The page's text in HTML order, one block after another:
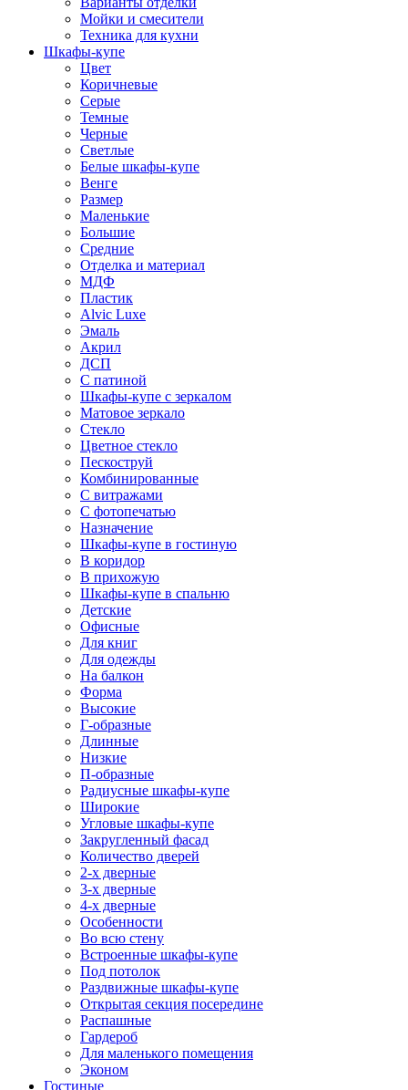
Мойки и смесители
Техника для кухни
Шкафы-купе
Цвет
Коричневые
Серые
Темные
Черные
Светлые
Белые шкафы-купе
Венге
Размер
Маленькие
Большие
Средние
Отделка и материал
МДФ
Пластик
Alvic Luxe
Эмаль
Акрил
ДСП
С патиной
Шкафы-купе с зеркалом
Матовое зеркало
Стекло
Цветное стекло
Пескоструй
Комбинированные
С витражами
С фотопечатью
Назначение
Шкафы-купе в гостиную
В коридор
В прихожую
Шкафы-купе в спальню
Детские
Офисные
Для книг
Для одежды
На балкон
Форма
Высокие
Г-образные
Длинные
Низкие
П-образные
Радиусные шкафы-купе
Широкие
Угловые шкафы-купе
Закругленный фасад
Количество дверей
2-х дверные
3-х дверные
4-х дверные
Особенности
Во всю стену
Встроенные шкафы-купе
Под потолок
Раздвижные шкафы-купе
Открытая секция посередине
Распашные
Гардероб
Для маленького помещения
Эконом
Гостиные